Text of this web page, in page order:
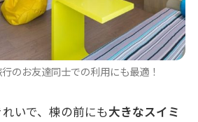
のお友達同士での利用にも最適！
いで、棟の前にも大きなスイミ